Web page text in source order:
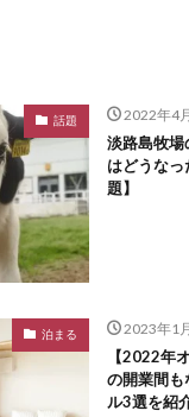
話題 2022年4
淡路島牧場
はどうな
題】
泊まる 2023年1
【2022年
の開業間も
ル3選を紹